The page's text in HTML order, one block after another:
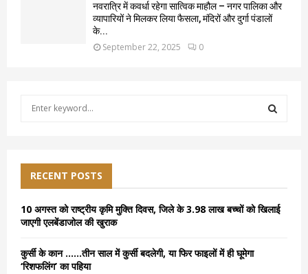
नवरात्रि में कवर्धा रहेगा सात्विक माहौल – नगर पालिका और
व्यापारियों ने मिलकर लिया फैसला, मंदिरों और दुर्गा पंडालों
के...
September 22, 2025 0
f
o
r
RECENT POSTS
10 अगस्त को राष्ट्रीय कृमि मुक्ति दिवस, जिले के 3.98 लाख बच्चों को खिलाई
जाएगी एलबेंडाजोल की खुराक
कुर्सी के कान ……तीन साल में कुर्सी बदलेगी, या फिर फाइलों में ही घूमेगा
‘रिशफलिंग’ का पहिया